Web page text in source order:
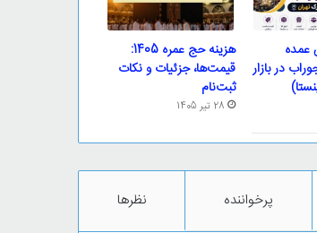
عمده
در بازار
هزینه حج عمره 1405:
قیمت‌ها، جزئیات و نکات
ثبت‌نام
28 تیر 1405
پرخواننده نظرها